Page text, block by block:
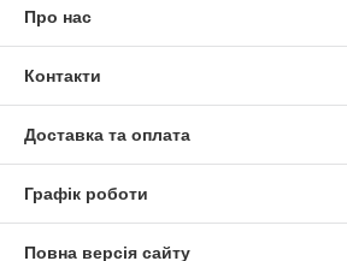
Про нас
Контакти
Доставка та оплата
Графік роботи
Повна версія сайту